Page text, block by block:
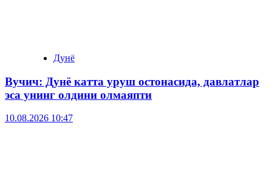
Дунё
Вучич: Дунё катта уруш остонасида, давлатлар
эса унинг олдини олмаяпти
10.08.2026 10:47